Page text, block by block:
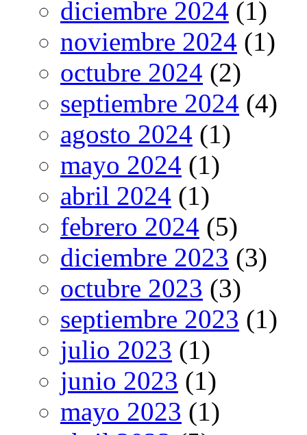
diciembre 2024 (1)
noviembre 2024 (1)
octubre 2024 (2)
septiembre 2024 (4)
agosto 2024 (1)
mayo 2024 (1)
abril 2024 (1)
febrero 2024 (5)
diciembre 2023 (3)
octubre 2023 (3)
septiembre 2023 (1)
julio 2023 (1)
junio 2023 (1)
mayo 2023 (1)